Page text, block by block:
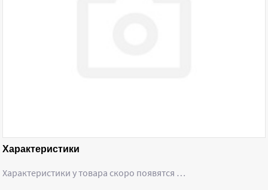
Характеристики
Характеристики у товара скоро появятся …